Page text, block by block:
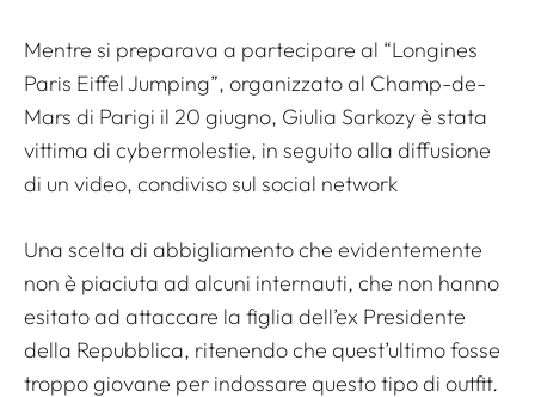
Mentre si preparava a partecipare al “Longines
Paris Eiffel Jumping”, organizzato al Champ-de-
Mars di Parigi il 20 giugno, Giulia Sarkozy è stata
vittima di cybermolestie, in seguito alla diffusione
di un video, condiviso sul social network
Una scelta di abbigliamento che evidentemente
non è piaciuta ad alcuni internauti, che non hanno
esitato ad attaccare la figlia dell’ex Presidente
della Repubblica, ritenendo che quest’ultimo fosse
troppo giovane per indossare questo tipo di outfit.